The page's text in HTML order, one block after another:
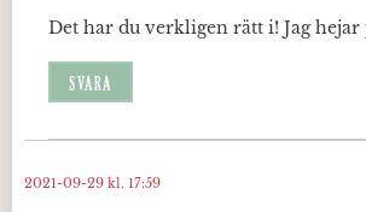
Det har du verkligen rätt i! Jag hejar
SVARA
2021-09-29 kl. 17:59